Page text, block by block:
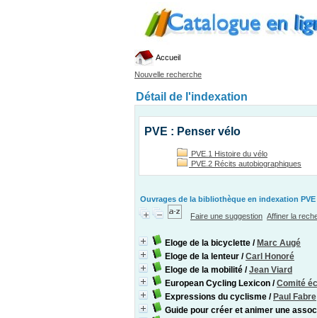
Accueil
Nouvelle recherche
Détail de l'indexation
PVE : Penser vélo
PVE.1 Histoire du vélo
PVE.2 Récits autobiographiques
Ouvrages de la bibliothèque en indexation PVE
Faire une suggestion Affiner la
Eloge de la bicyclette / Marc Augé
Eloge de la lenteur /Carl Honoré
Eloge de la mobilité /Jean Viard
European Cycling Lexicon /Comité
Expressions du cyclisme / Paul Fabre
Guide pour créer et animer une